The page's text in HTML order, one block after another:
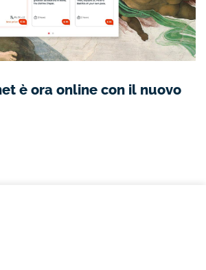
è ora online con il nuovo